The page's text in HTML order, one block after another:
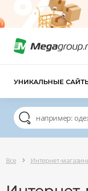
УНИКАЛЬНЫЕ
Все Интернет-